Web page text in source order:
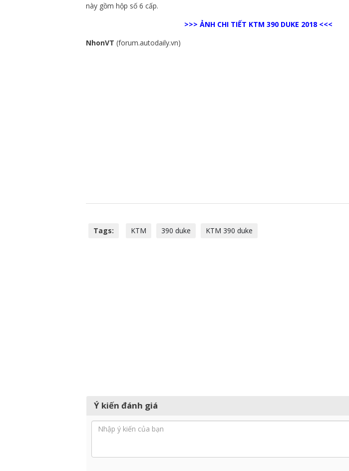
này gồm hộp số 6 cấp.
>>> ẢNH CHI TIẾT KTM 390 DUKE 2018<<<
NhonVT (forum.autodaily.vn)
Tags: KTM 390 duke KTM 390 duke
Ý kiến đánh giá